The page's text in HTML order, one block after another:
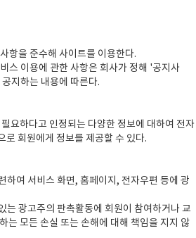
항을 준수해 사이트를 이용한다.
스 이용에 관한 사항은 회사가 정해 '공지사
지하는 내용에 따른다.
요하다고 인정되는 다양한 정보에 대하여 전자
로 회원에게 정보를 제공할 수 있다.
여 서비스 화면, 홈페이지, 전자우편 등에 광
광고주의 판촉활동에 회원이 참여하거나 교
는 모든 손실 또는 손해에 대해 책임을 지지 않